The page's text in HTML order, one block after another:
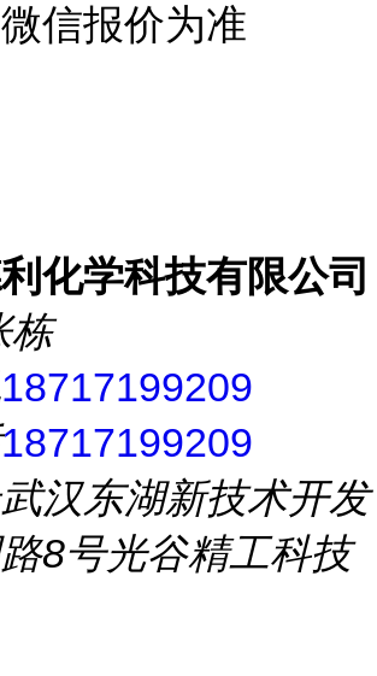
信报价为准
化学科技有限公司
栋
18717199209
18717199209
武汉东湖新技术开发
8号光谷精工科技